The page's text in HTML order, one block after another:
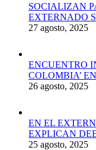
SOCIALIZAN
EXTERNADO
27 agosto, 2025
ENCUENTRO
COLOMBIA’
26 agosto, 2025
EN EL
EXPLICAN
25 agosto, 2025